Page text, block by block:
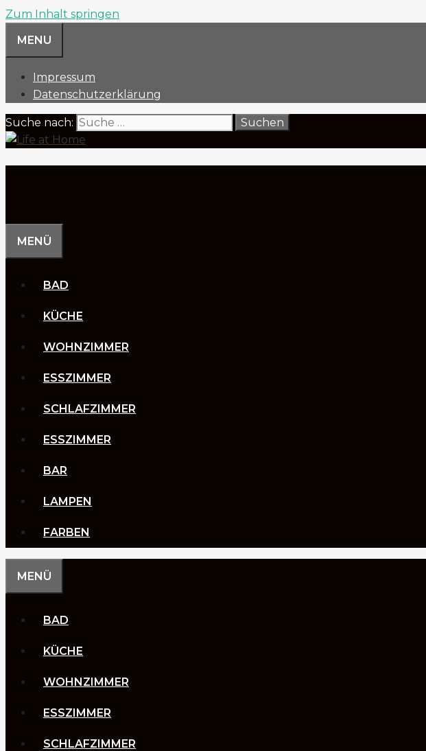
Zum Inhalt springen
MENU
Impressum
Datenschutzerklärung
Suche nach:
MENÜ
BAD
KÜCHE
WOHNZIMMER
ESSZIMMER
SCHLAFZIMMER
ESSZIMMER
BAR
LAMPEN
FARBEN
MENÜ
BAD
KÜCHE
WOHNZIMMER
ESSZIMMER
SCHLAFZIMMER